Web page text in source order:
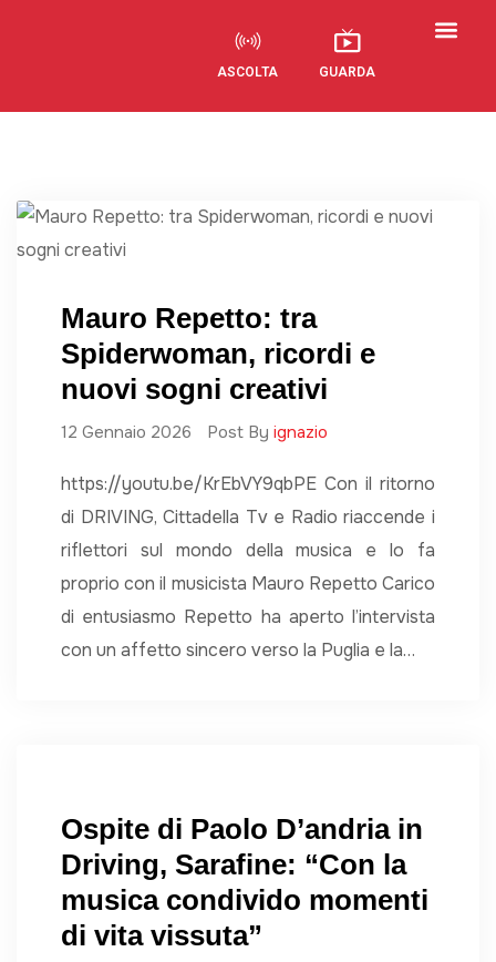
ASCOLTA GUARDA
Mauro Repetto: tra
Spiderwoman, ricordi e
nuovi sogni creativi
12 Gennaio 2026 Post By ignazio
https://youtu.be/KrEbVY9qbPE Con il ritorno
di DRIVING, Cittadella Tv e Radio riaccende i
riflettori sul mondo della musica e lo fa
proprio con il musicista Mauro Repetto Carico
di entusiasmo Repetto ha aperto l’intervista
con un affetto sincero verso la Puglia e la…
Ospite di Paolo D’andria in
Driving, Sarafine: “Con la
musica condivido momenti
di vita vissuta”